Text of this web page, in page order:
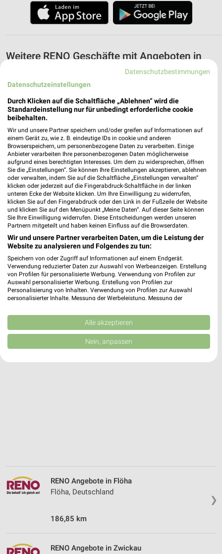
Weitere RENO Geschäfte mit Angeboten in
und um Annaberg-Buchholz
5 Geschäfte und Orte
RENO Angebote in Olbernhau
207,25 km
RENO Angebote in Chemnitz
Chemnitz, Deutschland
194,52 km
RENO Angebote in Schneeberg
Schneeberg, Deutschland
220,16 km
❯
RENO Angebote in Flöha
Flöha, Deutschland
186,85 km
RENO Angebote in Zwickau
Datenschutzbestimmungen
Datenschutzeinstellungen
Durch Klicken auf die Schaltfläche „Ablehnen“ wird die
Standardeinstellung nur für unbedingt erforderliche cookie
beibehalten.
Wir und unsere Partner speichern und/oder greifen auf Informationen auf
einem Gerät zu, wie z. B. eindeutige IDs in cookie und anderen
Browserspeichern, um personenbezogene Daten zu verarbeiten. Einige
Anbieter verarbeiten Ihre personenbezogenen Daten möglicherweise
aufgrund eines berechtigten Interesses. Um dem zu widersprechen, öffnen
Sie die „Einstellungen“. Sie können Ihre Einstellungen akzeptieren, ablehnen
oder verwalten, indem Sie auf die Schaltfläche „Einstellungen verwalten“
klicken oder jederzeit auf die Fingerabdruck-Schaltfläche in der linken
unteren Ecke der Website klicken. Um Ihre Einwilligung zu widerrufen,
klicken Sie auf den Fingerabdruck oder den Link in der Fußzeile der Website
und klicken Sie auf den Menüpunkt „Meine Daten“. Auf dieser Seite können
Sie Ihre Einwilligung widerrufen. Diese Entscheidungen werden unseren
Partnern mitgeteilt und haben keinen Einfluss auf die Browserdaten.
Wir und unsere Partner verarbeiten Daten, um die Leistung der
Website zu analysieren und Folgendes zu tun:
Speichern von oder Zugriff auf Informationen auf einem Endgerät.
Verwendung reduzierter Daten zur Auswahl von Werbeanzeigen. Erstellung
von Profilen für personalisierte Werbung. Verwendung von Profilen zur
Auswahl personalisierter Werbung. Erstellung von Profilen zur
Personalisierung von Inhalten. Verwendung von Profilen zur Auswahl
personalisierter Inhalte. Messung der Werbeleistung. Messung der
Kombinationen von Daten aus verschiedenen Quellen. Entwicklung und
Verbesserung der Angebote. Verwendung reduzierter Daten zur Auswahl
von Inhalten.
Daten können außerhalb der Europäischen Union weitergegeben und in die
Website/App.
Erstellung von Profilen für personalisierte
Werbung
Alle akzeptieren
Nein, anpassen